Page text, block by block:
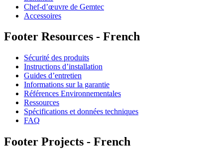
Chef-d’œuvre de Gemtec
Accessoires
Footer Resources - French
Sécurité des produits
Instructions d’installation
Guides d’entretien
Informations sur la garantie
Références Environnementales
Ressources
Spécifications et données techniques
FAQ
Footer Projects - French